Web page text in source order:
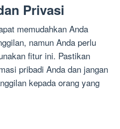
Privasi
memudahkan Anda
namun Anda perlu
fitur ini. Pastikan
pribadi Anda dan jangan
kepada orang yang